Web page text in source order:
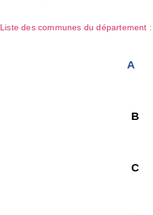
Liste des communes du département :
A
B
C